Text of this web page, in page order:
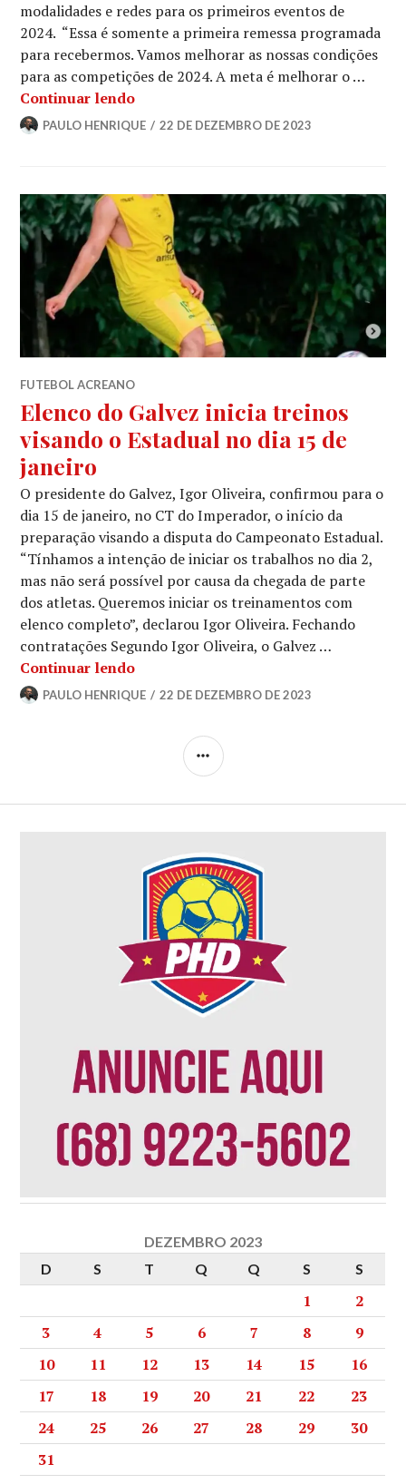
modalidades e redes para os primeiros eventos de
2024. “Essa é somente a primeira remessa programada
para recebermos. Vamos melhorar as nossas condições
para as competições de 2024. A meta é melhorar o …
Continuar lendo
PAULO HENRIQUE 22 DE DEZEMBRO DE 2023
FUTEBOL ACREANO
Elenco do Galvez inicia treinos
visando o Estadual no dia 15 de
janeiro
O presidente do Galvez, Igor Oliveira, confirmou para o
dia 15 de janeiro, no CT do Imperador, o início da
preparação visando a disputa do Campeonato Estadual.
“Tínhamos a intenção de iniciar os trabalhos no dia 2,
mas não será possível por causa da chegada de parte
dos atletas. Queremos iniciar os treinamentos com
elenco completo”, declarou Igor Oliveira. Fechando
contratações Segundo Igor Oliveira, o Galvez …
Continuar lendo
PAULO HENRIQUE 22 DE DEZEMBRO DE 2023
DEZEMBRO 2023
D
S T Q Q S S
1
2
3
4 5 6 7 8
9
10
11 12 13 14 15
16
17
18 19 20 21 22
23
24
25 26 27 28 29
30
31